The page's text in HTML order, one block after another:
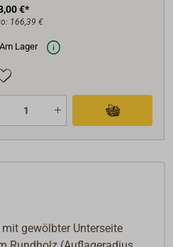
€*
166,39 €
Am Lager
gewölbter Unterseite